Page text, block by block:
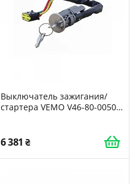
Выключатель зажигания/
стартера VEMO V46-80-0050
6 381